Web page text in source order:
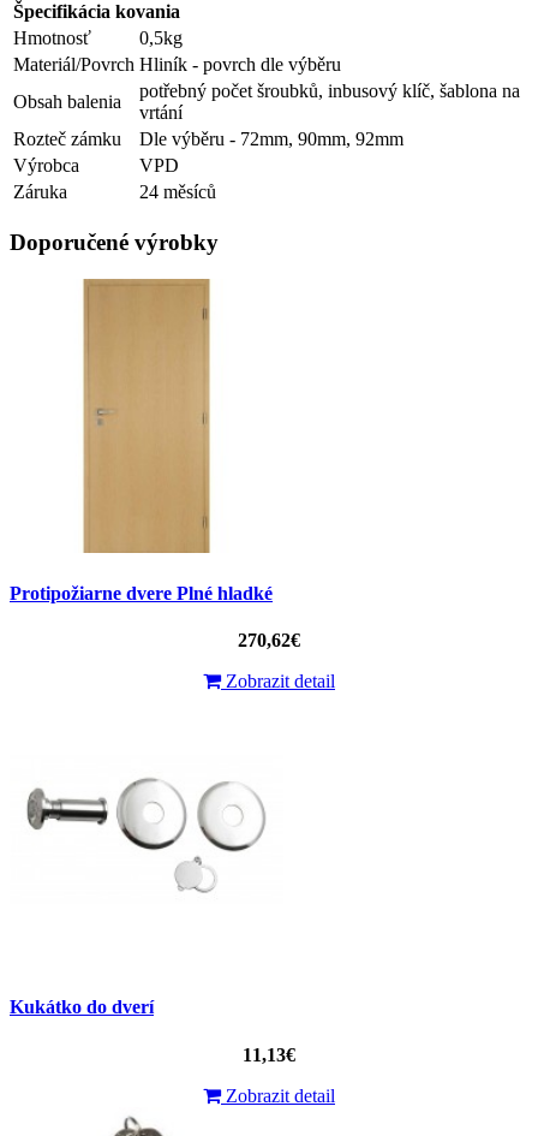
Špecifikácia kovania
Hmotnosť
0,5kg
Materiál/Povrch Hliník - povrch dle výběru
Obsah balenia
potřebný počet šroubků, inbusový klíč, šablona na
vrtání
Rozteč zámku
Dle výběru - 72mm, 90mm, 92mm
Výrobca
VPD
Záruka
24 měsíců
Doporučené výrobky
Protipožiarne dvere Plné hladké
270,62€
Zobrazit detail
Kukátko do dverí
11,13€
Zobrazit detail